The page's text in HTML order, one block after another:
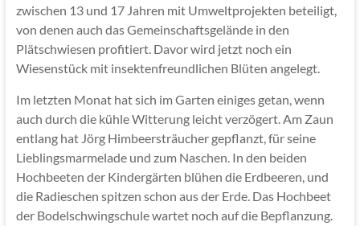
zwischen 13 und 17 Jahren mit Umweltprojekten beteiligt,
von denen auch das Gemeinschaftsgelände in den
Plätschwiesen profitiert. Davor wird jetzt noch ein
Wiesenstück mit insektenfreundlichen Blüten angelegt.
Im letzten Monat hat sich im Garten einiges getan, wenn
auch durch die kühle Witterung leicht verzögert. Am Zaun
entlang hat Jörg Himbeersträucher gepflanzt, für seine
Lieblingsmarmelade und zum Naschen. In den beiden
Hochbeeten der Kindergärten blühen die Erdbeeren, und
die Radieschen spitzen schon aus der Erde. Das Hochbeet
der Bodelschwingschule wartet noch auf die Bepflanzung.